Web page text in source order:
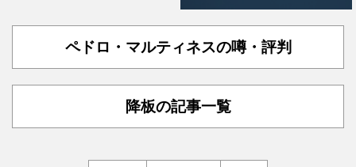
ペドロ・マルティネスの噂・評判
降板の記事一覧